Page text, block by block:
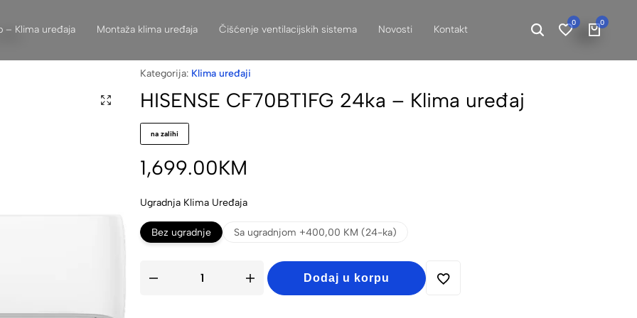
– Klima uređaja Montaža klima uređaja Čišćenje ventilacijskih sistema Novosti Kontakt
0 0
Kategorija: Klima uređaji
HISENSE CF70BT1FG 24ka – Klima uređaj
na zalihi
1,699.00KM
Ugradnja Klima Uređaja
Bez ugradnje Sa ugradnjom +400,00 KM (24-ka)
Dodaj u korpu